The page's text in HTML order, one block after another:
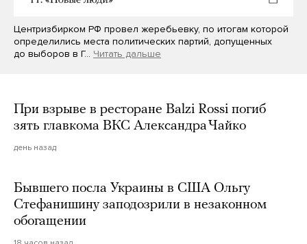
Центризбирком РФ провел жеребьевку, по итогам которой
определились места политических партий, допущенных
до выборов в Г… Читать дальше
При взрыве в ресторане Balzi Rossi погиб
зять главкома ВКС Александра Чайко
день назад
Бывшего посла Украины в США Ольгу
Стефанишину заподозрили в незаконном
обогащении